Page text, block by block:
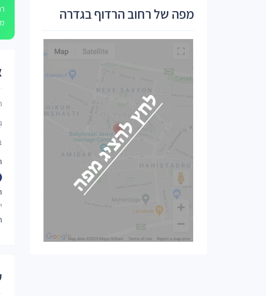
מפה של רחוב הרדוף בגדרה